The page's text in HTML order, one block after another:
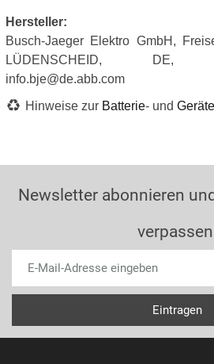
Hersteller:
Busch-Jaeger Elektro GmbH,
LÜDENSCHEID, DE,
info.bje@de.abb.com
Hinweise zur Batterie- und
Newsletter abonnieren